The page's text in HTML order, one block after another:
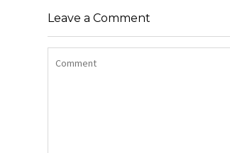
Leave a Comment